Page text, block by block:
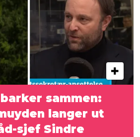
sammen:
langer ut
sjef Sindre